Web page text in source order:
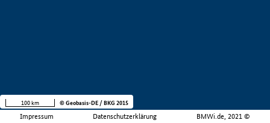
Impressum Datenschutzerklärung BMWi.de, 2021 ©
100 km © Geobasis-DE / BKG 2015